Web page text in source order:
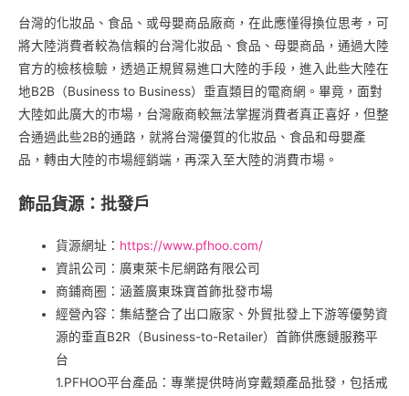
台灣的化妝品、食品、或母嬰商品廠商，在此應懂得換位思考，可
將大陸消費者較為信賴的台灣化妝品、食品、母嬰商品，通過大陸
官方的檢核檢驗，透過正規貿易進口大陸的手段，進入此些大陸在
地B2B（Business to Business）垂直類目的電商網。畢竟，面對
大陸如此廣大的市場，台灣廠商較無法掌握消費者真正喜好，但整
合通過此些2B的通路，就將台灣優質的化妝品、食品和母嬰產
品，轉由大陸的市場經銷端，再深入至大陸的消費市場。
飾品貨源：批發戶
貨源網址： https://www.pfhoo.com/
資訊公司：廣東萊卡尼網路有限公司
商鋪商圈：涵蓋廣東珠寶首飾批發市場
經營內容：集結整合了出口廠家、外貿批發上下游等優勢資
源的垂直B2R（Business-to-Retailer）首飾供應鏈服務平
台
1.PFHOO平台產品：專業提供時尚穿戴類產品批發，包括戒